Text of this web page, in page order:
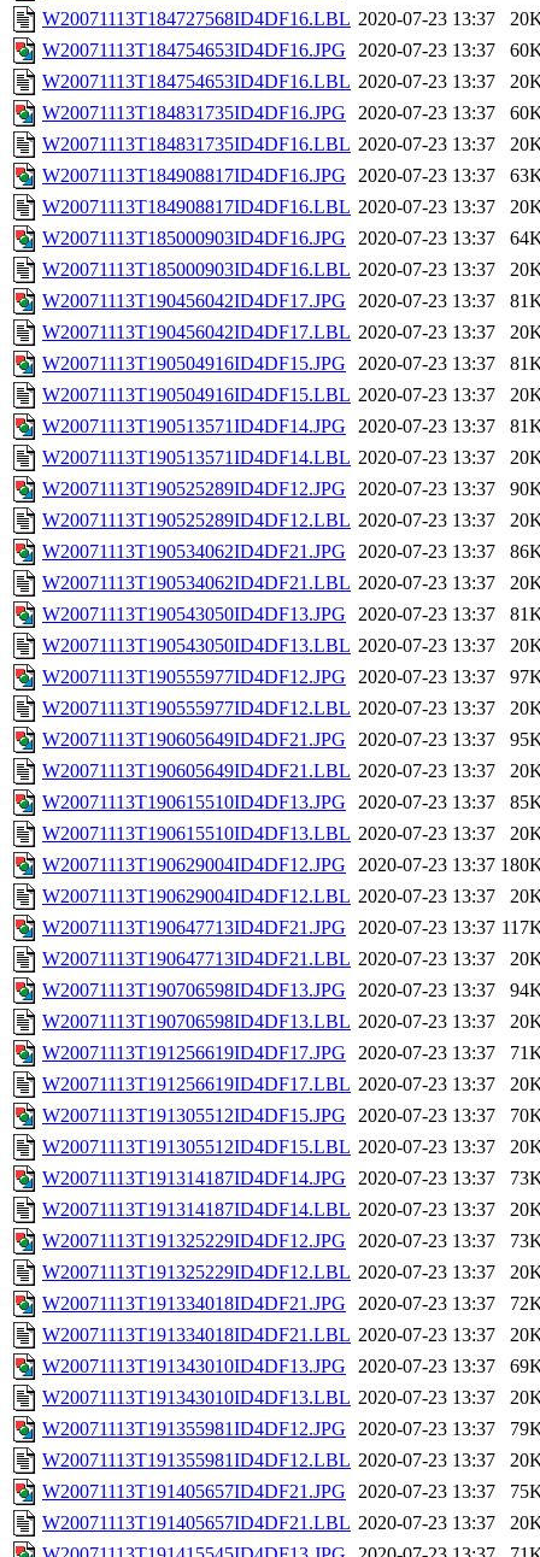
W20071113T184727568ID4DF16.LBL 2020-07-23 13:37
W20071113T184754653ID4DF16.JPG
2020-07-23 13:37
W20071113T184754653ID4DF16.LBL 2020-07-23 13:37
W20071113T184831735ID4DF16.JPG
2020-07-23 13:37
W20071113T184831735ID4DF16.LBL 2020-07-23 13:37
W20071113T184908817ID4DF16.JPG
2020-07-23 13:37
W20071113T184908817ID4DF16.LBL 2020-07-23 13:37
W20071113T185000903ID4DF16.JPG
2020-07-23 13:37
W20071113T185000903ID4DF16.LBL 2020-07-23 13:37
W20071113T190456042ID4DF17.JPG
2020-07-23 13:37
W20071113T190456042ID4DF17.LBL 2020-07-23 13:37
W20071113T190504916ID4DF15.JPG
2020-07-23 13:37
W20071113T190504916ID4DF15.LBL 2020-07-23 13:37
W20071113T190513571ID4DF14.JPG
2020-07-23 13:37
W20071113T190513571ID4DF14.LBL 2020-07-23 13:37
W20071113T190525289ID4DF12.JPG
2020-07-23 13:37
W20071113T190525289ID4DF12.LBL 2020-07-23 13:37
W20071113T190534062ID4DF21.JPG
2020-07-23 13:37
W20071113T190534062ID4DF21.LBL 2020-07-23 13:37
W20071113T190543050ID4DF13.JPG
2020-07-23 13:37
W20071113T190543050ID4DF13.LBL 2020-07-23 13:37
W20071113T190555977ID4DF12.JPG
2020-07-23 13:37
W20071113T190555977ID4DF12.LBL 2020-07-23 13:37
W20071113T190605649ID4DF21.JPG
2020-07-23 13:37
W20071113T190605649ID4DF21.LBL 2020-07-23 13:37
W20071113T190615510ID4DF13.JPG
2020-07-23 13:37
W20071113T190615510ID4DF13.LBL 2020-07-23 13:37
W20071113T190629004ID4DF12.JPG
2020-07-23 13:37
W20071113T190629004ID4DF12.LBL 2020-07-23 13:37
W20071113T190647713ID4DF21.JPG
2020-07-23 13:37
W20071113T190647713ID4DF21.LBL 2020-07-23 13:37
W20071113T190706598ID4DF13.JPG
2020-07-23 13:37
W20071113T190706598ID4DF13.LBL 2020-07-23 13:37
W20071113T191256619ID4DF17.JPG
2020-07-23 13:37
W20071113T191256619ID4DF17.LBL 2020-07-23 13:37
W20071113T191305512ID4DF15.JPG
2020-07-23 13:37
W20071113T191305512ID4DF15.LBL 2020-07-23 13:37
W20071113T191314187ID4DF14.JPG
2020-07-23 13:37
W20071113T191314187ID4DF14.LBL 2020-07-23 13:37
W20071113T191325229ID4DF12.JPG
2020-07-23 13:37
W20071113T191325229ID4DF12.LBL 2020-07-23 13:37
W20071113T191334018ID4DF21.JPG
2020-07-23 13:37
W20071113T191334018ID4DF21.LBL 2020-07-23 13:37
W20071113T191343010ID4DF13.JPG
2020-07-23 13:37
W20071113T191343010ID4DF13.LBL 2020-07-23 13:37
W20071113T191355981ID4DF12.JPG
2020-07-23 13:37
W20071113T191355981ID4DF12.LBL 2020-07-23 13:37
W20071113T191405657ID4DF21.JPG
2020-07-23 13:37
W20071113T191405657ID4DF21.LBL 2020-07-23 13:37